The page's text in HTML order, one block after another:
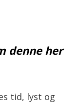
denne her
tid, lyst og